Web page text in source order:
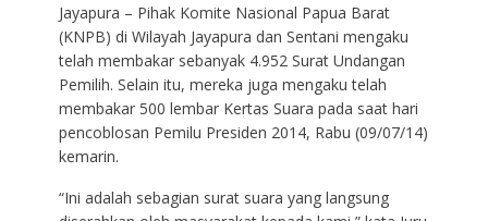
Jayapura – Pihak Komite Nasional Papua Barat
(KNPB) di Wilayah Jayapura dan Sentani mengaku
telah membakar sebanyak 4.952 Surat Undangan
Pemilih. Selain itu, mereka juga mengaku telah
membakar 500 lembar Kertas Suara pada saat hari
pencoblosan Pemilu Presiden 2014, Rabu (09/07/14)
kemarin.
“Ini adalah sebagian surat suara yang langsung